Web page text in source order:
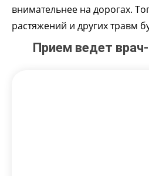
внимательнее на дорогах.
растяжений и других травм
Прием ведет